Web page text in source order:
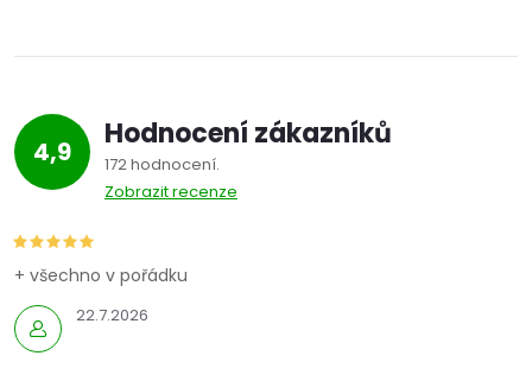
4,9 Hodnocení zákazníků
172 hodnocení
Zobrazit recenze
22.7.2026
+ všechno v pořádku